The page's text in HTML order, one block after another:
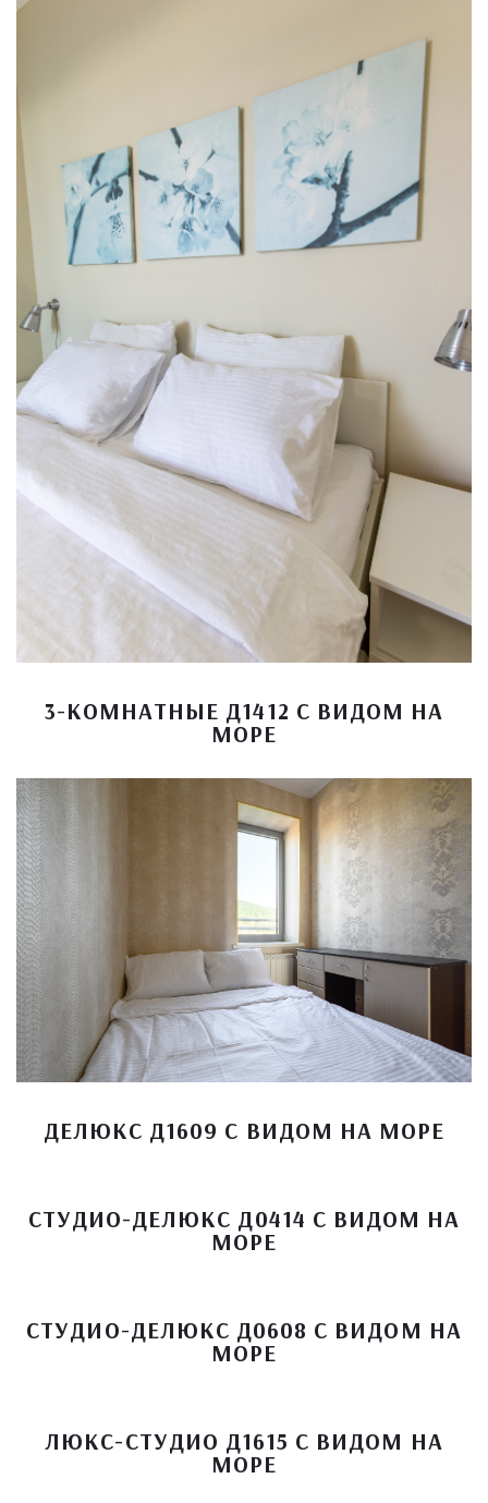
3-КОМНАТНЫЕ Д1412 С ВИДОМ НА
МОРЕ
ДЕЛЮКС Д1609 С ВИДОМ НА МОРЕ
СТУДИО-ДЕЛЮКС Д0414 С ВИДОМ НА
МОРЕ
СТУДИО-ДЕЛЮКС Д0608 С ВИДОМ НА
МОРЕ
ЛЮКС-СТУДИО Д1615 С ВИДОМ НА
МОРЕ